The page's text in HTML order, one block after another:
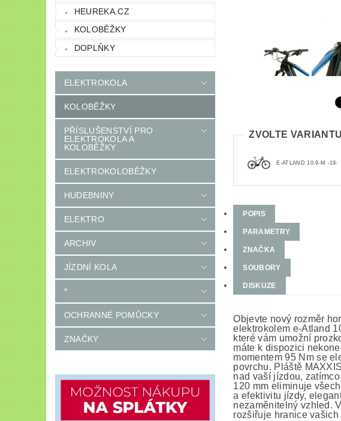
HEUREKA.CZ
KOLOBĚŽKY
DOPLŇKY
ELEKTROKOLA
KOLOBĚŽKY
PŘÍSLUŠENSTVÍ PRO
ELEKTROKOLA A
KOLOBĚŽKY
ELEKTROKOLOBĚŽKY
HUDEBNINY
ELEKTRO
ARCHIV
JÍZDNÍ KOLA
*
OCHRANNÉ POMŮCKY
ZNAČKY
ZVOLTE VARIANTU
E-ATLAND 10.9-M -19-
POPIS
PARAMETRY
ZNAČKA
SOUBORY
DISKUZE
Objevte nový rozměr
elektrokolem e-Atland
které vám umožní
máte k dispozici
momentem 95 Nm se
povrchu. Pláště
nad vaší jízdou,
120 mm eliminuje
a efektivitu jízdy,
nezaměnitelný vzhled.
rozšiřuje hranice vašich